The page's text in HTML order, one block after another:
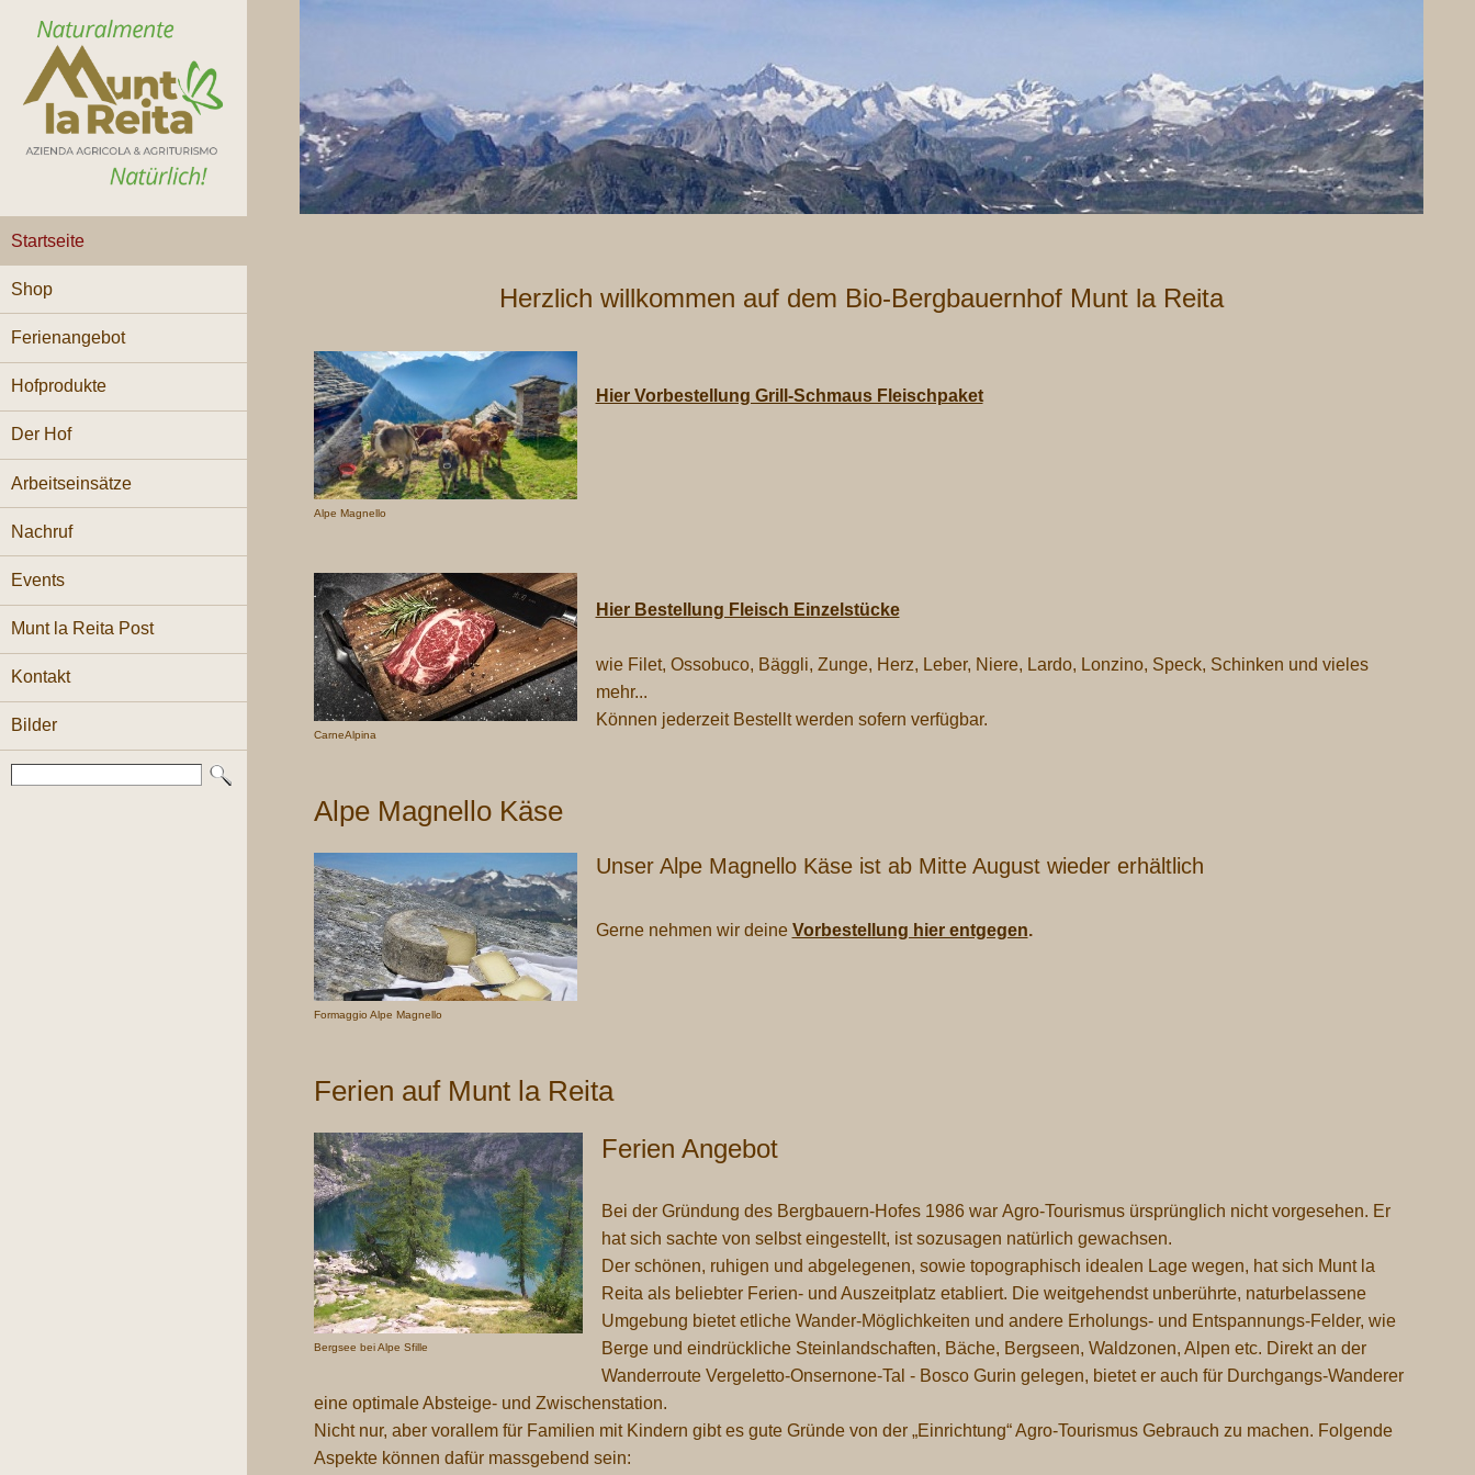
Startseite
Shop
Ferienangebot
Hofprodukte
Der Hof
Arbeitseinsätze
Nachruf
Events
Munt la Reita Post
Kontakt
Bilder
Herzlich willkommen auf dem Bio-Bergbauernhof Munt la Reita
Alpe Magnello
Hier Vorbestellung Grill-Schmaus Fleischpaket
CarneAlpina
Hier Bestellung Fleisch Einzelstücke
wie Filet, Ossobuco, Bäggli, Zunge, Herz, Leber, Niere, Lardo, Lonzino, Speck, Schinken und vieles
mehr...
Können jederzeit Bestellt werden sofern verfügbar.
Alpe Magnello Käse
Formaggio Alpe Magnello
Unser Alpe Magnello Käse ist ab Mitte August wieder erhältlich
Gerne nehmen wir deine Vorbestellung hier entgegen.
Ferien auf Munt la Reita
Bergsee bei Alpe Sfille
Ferien Angebot
Bei der Gründung des Bergbauern-Hofes 1986 war Agro-Tourismus ürsprünglich nicht vorgesehen. Er
hat sich sachte von selbst eingestellt, ist sozusagen natürlich gewachsen.
Der schönen, ruhigen und abgelegenen, sowie topographisch idealen Lage wegen, hat sich Munt la
Reita als beliebter Ferien- und Auszeitplatz etabliert. Die weitgehendst unberührte, naturbelassene
Umgebung bietet etliche Wander-Möglichkeiten und andere Erholungs- und Entspannungs-Felder, wie
Berge und eindrückliche Steinlandschaften, Bäche, Bergseen, Waldzonen, Alpen etc. Direkt an der
Wanderroute Vergeletto-Onsernone-Tal - Bosco Gurin gelegen, bietet er auch für Durchgangs-Wanderer
eine optimale Absteige- und Zwischenstation.
Nicht nur, aber vorallem für Familien mit Kindern gibt es gute Gründe von der „Einrichtung“ Agro-Tourismus Gebrauch zu machen. Folgende
Aspekte können dafür massgebend sein: